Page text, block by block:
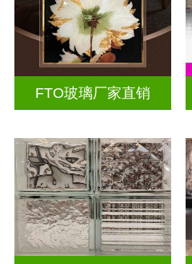
FTO玻璃厂家直销